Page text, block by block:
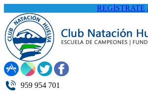
REGÍSTRATE
959 954 701